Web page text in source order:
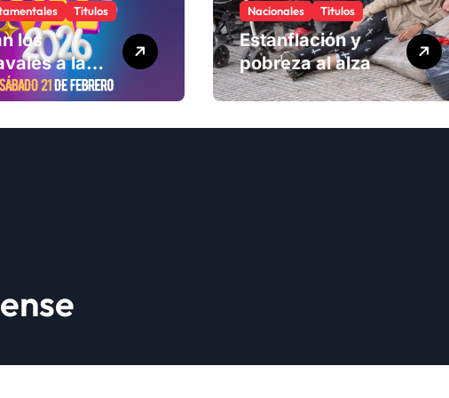
Titulos
los
a la
Nacionales Titulos
Estanflación y
pobreza al alza